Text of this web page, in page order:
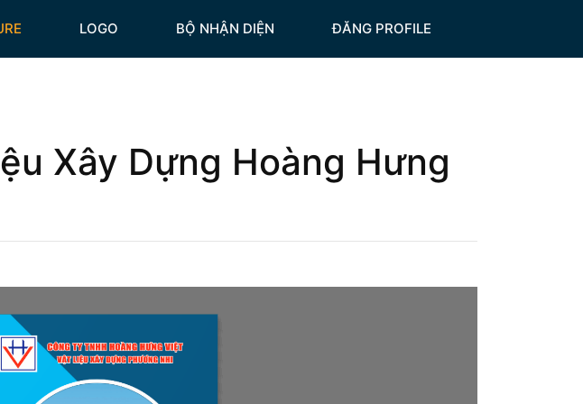
LOGO BỘ NHẬN DIỆN ĐĂNG PROFILE
Xây Dựng Hoàng Hưng